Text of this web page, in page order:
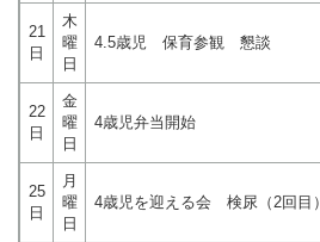
21
日
木
曜
日
4.5歳児 保育参観 懇談
22
日
金
曜
日
4歳児弁当開始
25
日
月
曜
日
4歳児を迎える会 検尿（2回目）